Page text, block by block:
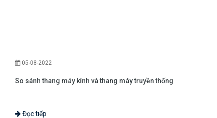
thống Giải pháp cải tạo nâng cấp thang máy mới